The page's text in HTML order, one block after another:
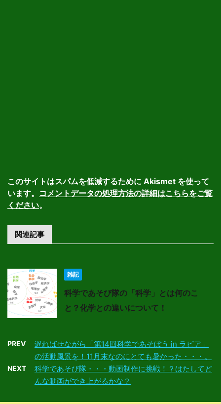
このサイトはスパムを低減するために Akismet を使って
います。 コメントデータの処理方法の詳細はこちらをご覧
ください。
関連記事
雑記
科学であそび隊の「科学」とは何のこ
と？化学との違いについて！
PREV
遅ればせながら「第14回科学であそぼう in ラピア」
の活動風景を！11月末なのにとても暑かった・・・。
NEXT
科学であそび隊・・・動画制作に挑戦！？はたしてど
んな動画ができ上がるかな？